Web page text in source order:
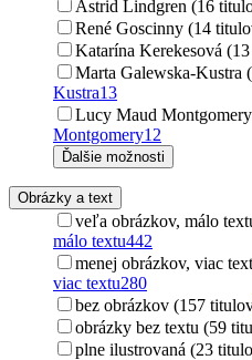
Astrid Lindgren (16
René Goscinny (14
Katarína Kerekesová
Marta Galewska-Kustra
Kustra13
Lucy Maud
Montgomery12
Ďalšie možnosti
Obrázky a text
veľa obrázkov, málo
málo textu442
menej obrázkov, viac
viac textu280
bez obrázkov (157
obrázky bez textu (59
plne ilustrovaná (23